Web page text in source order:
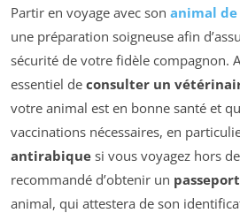
Partir en voyage avec son animal
une préparation soigneuse afin
sécurité de votre fidèle compagnon.
essentiel de consulter un
votre animal est en bonne santé et
vaccinations nécessaires, en
antirabique si vous voyagez hors
recommandé d’obtenir un
animal, qui attestera de son